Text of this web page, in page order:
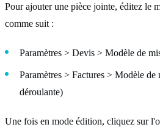
Pour ajouter une pièce jointe, éditez le
comme suit :
Paramètres > Devis > Modèle de
Paramètres > Factures > Modèle de
déroulante)
Une fois en mode édition, cliquez sur